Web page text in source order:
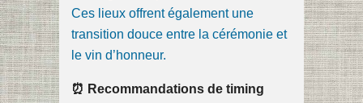
Ces lieux offrent également une
transition douce entre la cérémonie et
le vin d’honneur.
⏰ Recommandations de timing